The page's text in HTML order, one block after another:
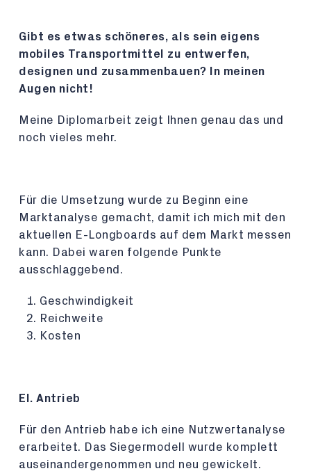
Gibt es etwas schöneres, als sein eigens
mobiles Transportmittel zu entwerfen,
designen und zusammenbauen? In meinen
Augen nicht!
Meine Diplomarbeit zeigt Ihnen genau das und
noch vieles mehr.
Für die Umsetzung wurde zu Beginn eine
Marktanalyse gemacht, damit ich mich mit den
aktuellen E-Longboards auf dem Markt messen
kann. Dabei waren folgende Punkte
ausschlaggebend.
Geschwindigkeit
Reichweite
Kosten
El. Antrieb
Für den Antrieb habe ich eine Nutzwertanalyse
erarbeitet. Das Siegermodell wurde komplett
auseinandergenommen und neu gewickelt.